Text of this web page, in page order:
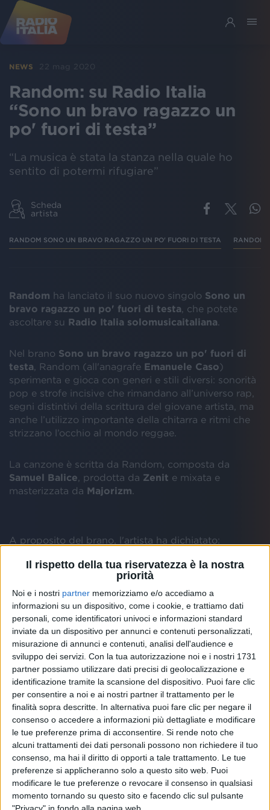
Il rispetto della tua riservatezza è la nostra
priorità
Noi e i nostri partner memorizziamo e/o accediamo a
informazioni su un dispositivo, come i cookie, e trattiamo dati
personali, come identificatori univoci e informazioni standard
inviate da un dispositivo per annunci e contenuti personalizzati,
misurazione di annunci e contenuti, analisi dell'audience e
sviluppo dei servizi. Con la tua autorizzazione noi e i nostri 1731
partner possiamo utilizzare dati precisi di geolocalizzazione e
identificazione tramite la scansione del dispositivo. Puoi fare clic
per consentire a noi e ai nostri partner il trattamento per le
finalità sopra descritte. In alternativa puoi fare clic per negare il
consenso o accedere a informazioni più dettagliate e modificare
le tue preferenze prima di acconsentire. Si rende noto che
alcuni trattamenti dei dati personali possono non richiedere il tuo
consenso, ma hai il diritto di opporti a tale trattamento. Le tue
preferenze si applicheranno solo a questo sito web. Puoi
modificare le tue preferenze o revocare il consenso in qualsiasi
momento tornando su questo sito e facendo clic sul pulsante
"Privacy" in fondo alla pagina web.
NEWS 22 mag 2020
Random: su Radio Italia
“Sono un bravo ragazzo un
po' fuori di testa”
“La musica è stata la stanza nella quale ho
sentito di potermi rifugiare”
Scheda
artista
RANDOM SONO UN BRAVO RAGAZZO UN PO' FUORI DI TESTA RANDOM
Random ha lanciato il suo nuovo singolo Sono un
bravo ragazzo un po' fuori di testa , che potete
ascoltare su Radio Italia solomusicaitaliana
Nel brano Sono un bravo ragazzo un po' fuori di
testa , Random (all'anagrafe Emanuele Caso)
sperimenta e gioca con generi e stili diversi: sonorità
pop e strofe incisive che rimandano all’universo rap,
segni distintivi della scrittura del giovane artista, ma
anche l’utilizzo importante della chitarra e ritmi che
strizzano l’occhio al mondo reggae.
La canzone è scritta da Random, composta da
Samuel Balice , prodotta da Zenit e mixata e
masterizzata da Majorizm
A proposito del brano, l'artista ha dichiatato:
importante. Nel momento in cui tutto era incerto la
musica è stata la stanza nella quale ho sentito di
potermi rifugiare. Fermarsi avrebbe voluto dire
arrendersi. Emozioni,quaderno e matita hanno fatto il
resto”.
Random , classe 2001, si avvicina alla musica fin da
bambino grazie alla passione che gli trasmettono i
suoi genitori ed è così che impara a suonare la
batteria, il basso e la chitarra. La collaborazione con il
produttore Zenit lo porta a fidarsi sempre più delle
sue capacità, ad abbandonare l’autoTune e a scrivere
testi sempre più profondi che segnano l’alba di un
cantautorato che parla di temi espliciti e problemi di
vita quotidiana alla nuova generazione.
Con i suoi lavori precedenti l'artista ha raggiunto
oltre 25 milioni divisualizzazionisu Youtube.